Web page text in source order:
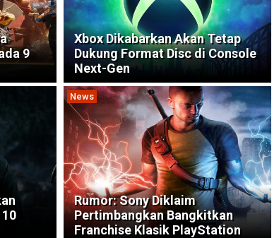
9
Xbox Dikabarkan Akan Tetap
Dukung Format Disc di Console
Next-Gen
News
Rumor: Sony Diklaim
Pertimbangkan Bangkitkan
Franchise Klasik PlayStation